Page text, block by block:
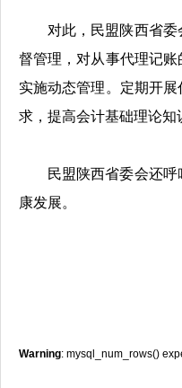
对此，民盟陕西省
督管理，对从事代理记
实施动态管理。定期开
求，提高会计基础理论知
民盟陕西省委会还
康发展。
Warning: mysql_num_rows()